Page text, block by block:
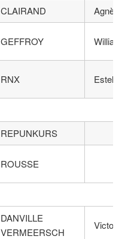
CLAIRAND
Agnès
GEFFROY William
RNX Estelle
REPUNKURS
ROUSSE
DANVILLE
VERMEERSCH
Victoria